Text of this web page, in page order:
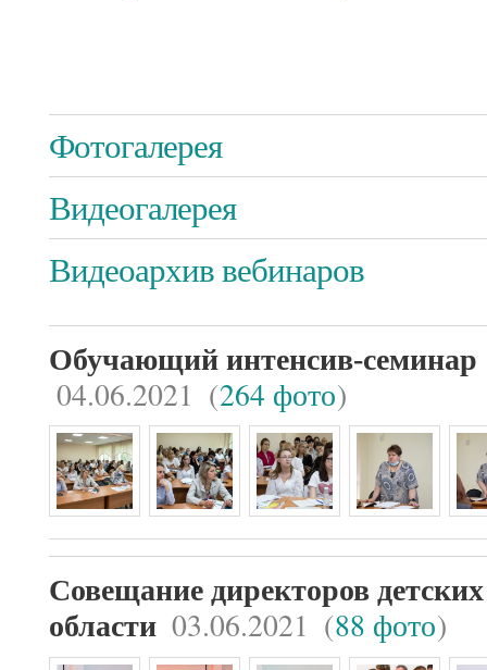
Фотогалерея
Видеогалерея
Видеоархив вебинаров
Обучающий интенсив-
04.06.2021 (264 фото)
Совещание директоров
области 03.06.2021 (88 фото)